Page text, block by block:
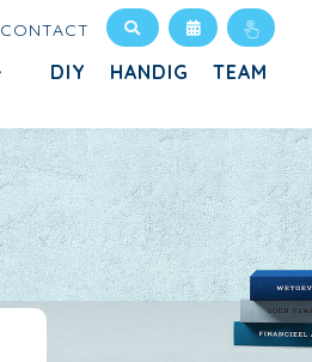
CONTACT
DIY HANDIG TEAM